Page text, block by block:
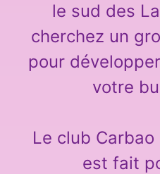
le sud des
cherchez un
pour
votre
Le club
est fait